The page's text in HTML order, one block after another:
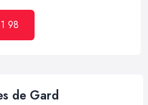
98
de Gard